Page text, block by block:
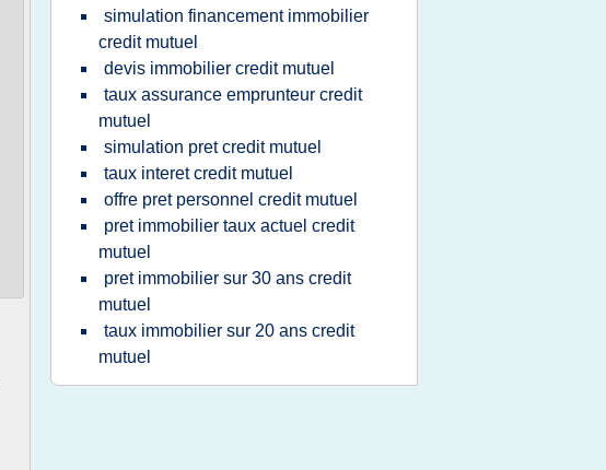
simulation financement immobilier
credit mutuel
devis immobilier credit mutuel
taux assurance emprunteur credit
mutuel
simulation pret credit mutuel
taux interet credit mutuel
offre pret personnel credit mutuel
pret immobilier taux actuel credit
mutuel
pret immobilier sur 30 ans credit
mutuel
taux immobilier sur 20 ans credit
mutuel